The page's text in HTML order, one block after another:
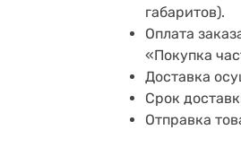
габаритов).
Оплата
«Покупка
Доставка
Срок
Отправка